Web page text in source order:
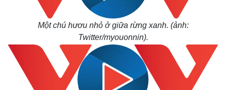
Một chú hươu nhỏ ở giữa rừng xanh. (ảnh:
Twitter/myouonnin).